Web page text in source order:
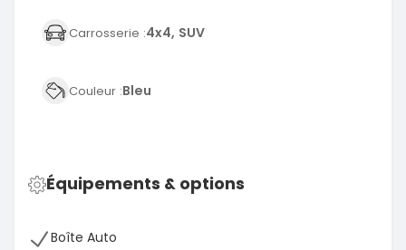
Carrosserie :4x4, SUV
Couleur :Bleu
Équipements & options
Boîte Auto